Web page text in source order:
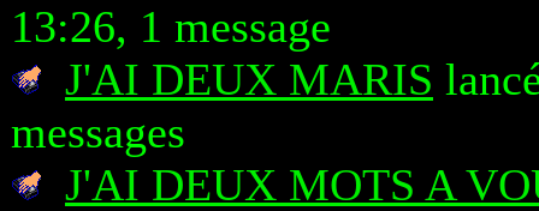
13:26, 1 message
J'AI DEUX MARIS
messages
J'AI DEUX MOTS A